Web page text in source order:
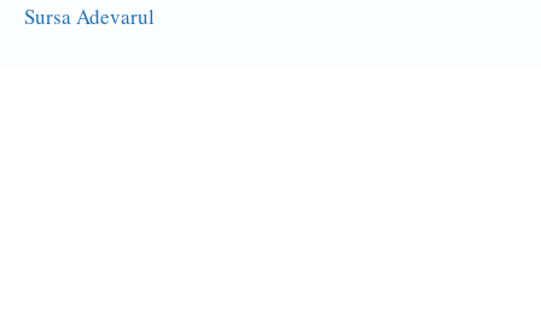
Sursa Adevarul